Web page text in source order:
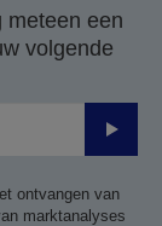
meteen een
volgende
ontvangen van
marktanalyses